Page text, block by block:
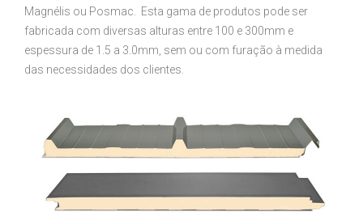
Magnélis ou Posmac. Esta gama de produtos pode ser
fabricada com diversas alturas entre 100 e 300mm e
espessura de 1.5 a 3.0mm, sem ou com furação à medida
das necessidades dos clientes.